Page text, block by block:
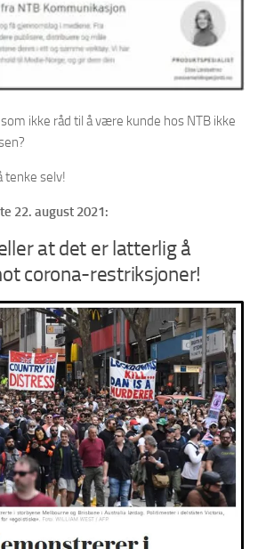
ikke råd til å være kunde hos NTB ikke
tenke selv!
22. august 2021:
at det er latterlig å
corona-restriksjoner!